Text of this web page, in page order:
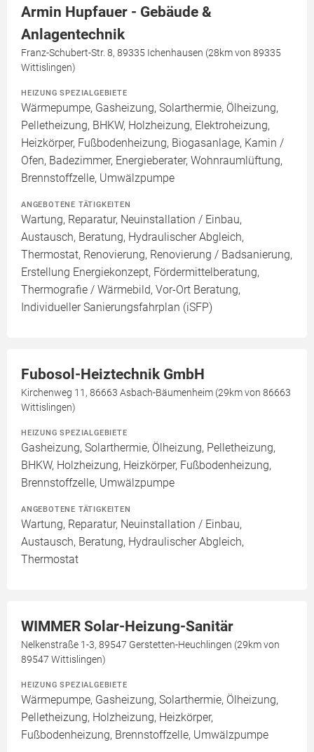
Armin Hupfauer - Gebäude &
Anlagentechnik
Franz-Schubert-Str. 8, 89335 Ichenhausen (28km von 89335
Wittislingen)
HEIZUNG SPEZIALGEBIETE
Wärmepumpe, Gasheizung, Solarthermie, Ölheizung,
Pelletheizung, BHKW, Holzheizung, Elektroheizung,
Heizkörper, Fußbodenheizung, Biogasanlage, Kamin /
Ofen, Badezimmer, Energieberater, Wohnraumlüftung,
Brennstoffzelle, Umwälzpumpe
ANGEBOTENE TÄTIGKEITEN
Wartung, Reparatur, Neuinstallation / Einbau,
Austausch, Beratung, Hydraulischer Abgleich,
Thermostat, Renovierung, Renovierung / Badsanierung,
Erstellung Energiekonzept, Fördermittelberatung,
Thermografie / Wärmebild, Vor-Ort Beratung,
Individueller Sanierungsfahrplan (iSFP)
Fubosol-Heiztechnik GmbH
Kirchenweg 11, 86663 Asbach-Bäumenheim (29km von 86663
Wittislingen)
HEIZUNG SPEZIALGEBIETE
Gasheizung, Solarthermie, Ölheizung, Pelletheizung,
BHKW, Holzheizung, Heizkörper, Fußbodenheizung,
Brennstoffzelle, Umwälzpumpe
ANGEBOTENE TÄTIGKEITEN
Wartung, Reparatur, Neuinstallation / Einbau,
Austausch, Beratung, Hydraulischer Abgleich,
Thermostat
WIMMER Solar-Heizung-Sanitär
Nelkenstraße 1-3, 89547 Gerstetten-Heuchlingen (29km von
89547 Wittislingen)
HEIZUNG SPEZIALGEBIETE
Wärmepumpe, Gasheizung, Solarthermie, Ölheizung,
Pelletheizung, Holzheizung, Heizkörper,
Fußbodenheizung, Brennstoffzelle, Umwälzpumpe